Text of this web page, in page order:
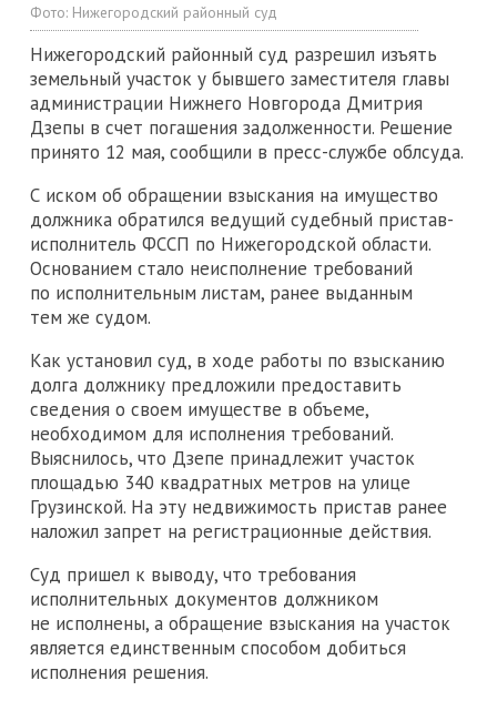
Фото: Нижегородский районный суд
Нижегородский районный суд разрешил изъять
земельный участок у бывшего заместителя главы
администрации Нижнего Новгорода Дмитрия
Дзепы в счет погашения задолженности. Решение
принято 12 мая, сообщили в пресс-службе облсуда.
С иском об обращении взыскания на имущество
должника обратился ведущий судебный пристав-
исполнитель ФССП по Нижегородской области.
Основанием стало неисполнение требований
по исполнительным листам, ранее выданным
тем же судом.
Как установил суд, в ходе работы по взысканию
долга должнику предложили предоставить
сведения о своем имуществе в объеме,
необходимом для исполнения требований.
Выяснилось, что Дзепе принадлежит участок
площадью 340 квадратных метров на улице
Грузинской. На эту недвижимость пристав ранее
наложил запрет на регистрационные действия.
Суд пришел к выводу, что требования
исполнительных документов должником
не исполнены, а обращение взыскания на участок
является единственным способом добиться
исполнения решения.